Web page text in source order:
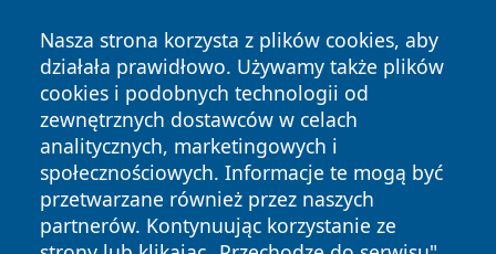
Nasza strona korzysta z plików cookies, aby
działała prawidłowo. Używamy także plików
cookies i podobnych technologii od
zewnętrznych dostawców w celach
analitycznych, marketingowych i
społecznościowych. Informacje te mogą być
przetwarzane również przez naszych
partnerów. Kontynuując korzystanie ze
Copyright © 2026 pulsbydgoszczy.pl Wszystkie prawa
zastrzeżone.